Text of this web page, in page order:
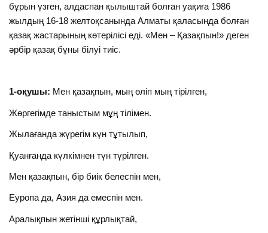
бұрын үзген, алдаспан қылыштай болған уақиға 1986
жылдың 16-18 желтоқсанында Алматы қаласында болған
қазақ жастарының көтерілісі еді. «Мен – Қазақпын!» деген
әрбір қазақ бұны білуі тиіс.
1-оқушы: Мен қазақпын, мың өліп мың тірілген,
Жөргегімде таныстым мұң тілімен.
Жылағанда жүрегім күн тұтылып,
Қуанғанда күлкімнен түн түрілген.
Мен қазақпын, бір биік белеспін мен,
Еуропа да, Азия да емеспін мен.
Аралықпын жетінші құрлықтай,